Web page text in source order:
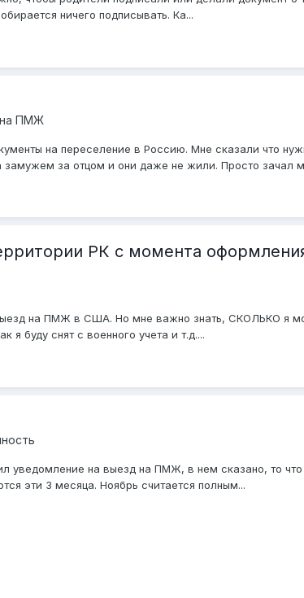
ничего подписывать. Ка...
на ПМЖ
на переселение в Россию. Мне сказали что
за отцом и они даже не жили. Просто зачал
РК с момента
на ПМЖ в США. Но мне важно знать, СКОЛЬКО я
буду снят с военного учета и т.д....
уведомление на выезд на ПМЖ, в нем сказано, то
эти 3 месяца. Ноябрь считается полным...